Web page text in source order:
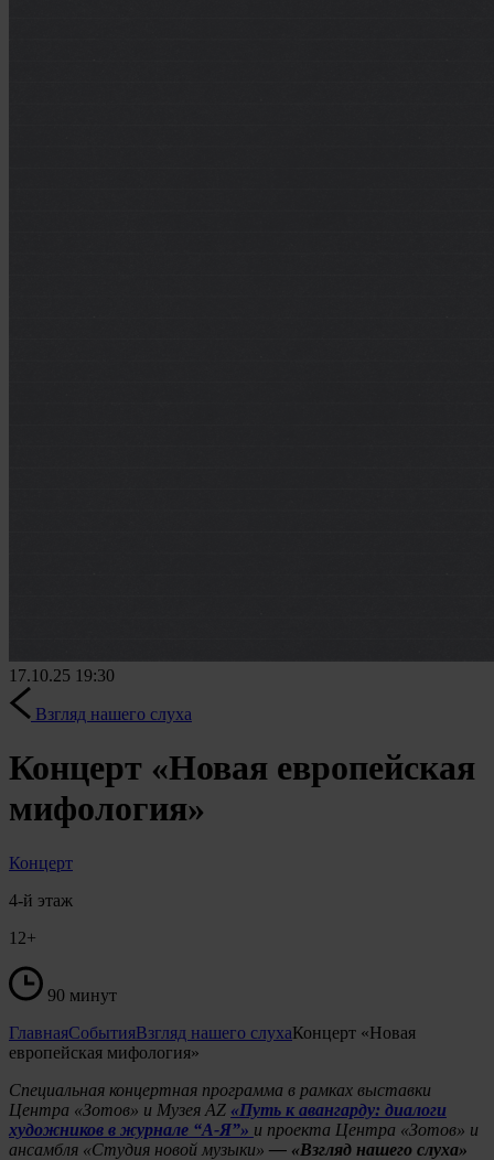
17.10.25 19:30
Взгляд нашего слуха
Концерт «Новая европейская
мифология»
Концерт
4-й этаж
12+
90 минут
ГлавнаяСобытияВзгляд нашего слухаКонцерт «Новая
европейская мифология»
Специальная концертная программа в рамках выставки
Центра «Зотов» и Музея AZ «Путь к авангарду: диалоги
художников в журнале “А-Я”» и проекта Центра «Зотов» и
ансамбля «Студия новой музыки» — «Взгляд нашего слуха»